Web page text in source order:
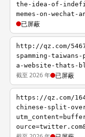
the-idea-of-
memes-on-wechat-
已屏蔽
http://qz.com/
spamming-
a-website-thats-
截至 2026 年 已屏蔽
https://qz.com/
chinese-split-